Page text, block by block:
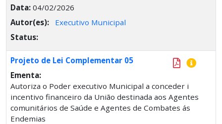
Data: 04/02/2026
Autor(es):
Executivo Municipal
Status:
Projeto de Lei Complementar 05
Ementa:
Autoriza o Poder executivo Municipal a conceder i
incentivo financeiro da União destinada aos Agentes
comunitários de Saúde e Agentes de Combates ás
Endemias